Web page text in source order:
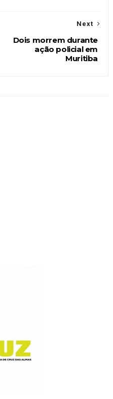
Next
Dois morrem durante
ação policial em
Muritiba